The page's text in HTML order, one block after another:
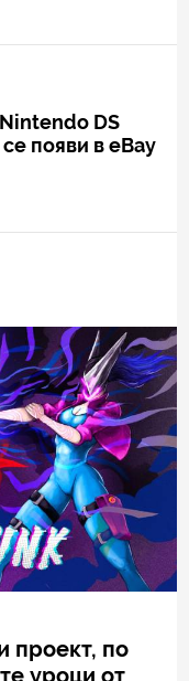
DS
появи в eBay
проект, по
уроци от